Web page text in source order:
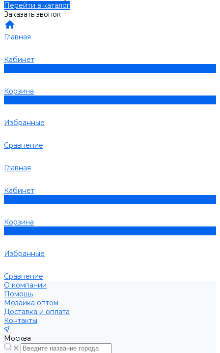
Перейти в каталог
Заказать звонок
Главная
Кабинет
Корзина
Избранные
Сравнение
Главная
Кабинет
Корзина
Избранные
Сравнение
О компании
Помощь
Мозаика оптом
Доставка и оплата
Контакты
Москва